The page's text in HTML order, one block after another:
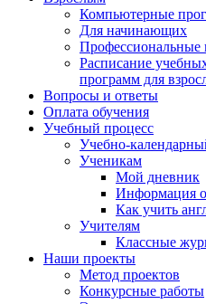
Компьютерные
Для начинающих
Профессиональные
Расписание
программ для
Вопросы и ответы
Оплата обучения
Учебный процесс
Учебно-
Ученикам
Мой дневник
Информация
Как учить
Учителям
Классные
Наши проекты
Метод проектов
Конкурсные работы